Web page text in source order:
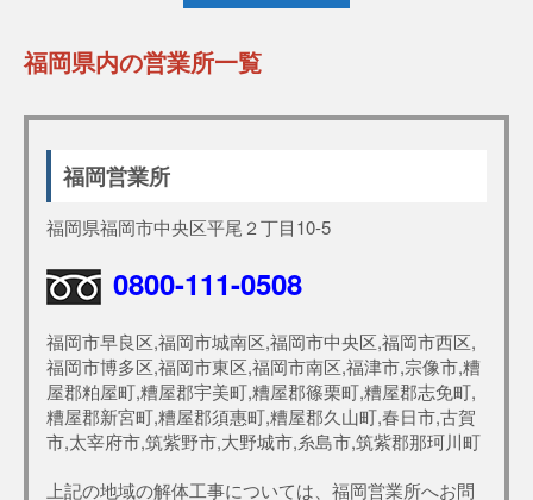
福岡県内の営業所一覧
福岡営業所
福岡県福岡市中央区平尾２丁目10-5
0800-111-0508
福岡市早良区,福岡市城南区,福岡市中央区,福岡市西区,
福岡市博多区,福岡市東区,福岡市南区,福津市,宗像市,糟
屋郡粕屋町,糟屋郡宇美町,糟屋郡篠栗町,糟屋郡志免町,
糟屋郡新宮町,糟屋郡須惠町,糟屋郡久山町,春日市,古賀
市,太宰府市,筑紫野市,大野城市,糸島市,筑紫郡那珂川町
上記の地域の解体工事については、福岡営業所へお問